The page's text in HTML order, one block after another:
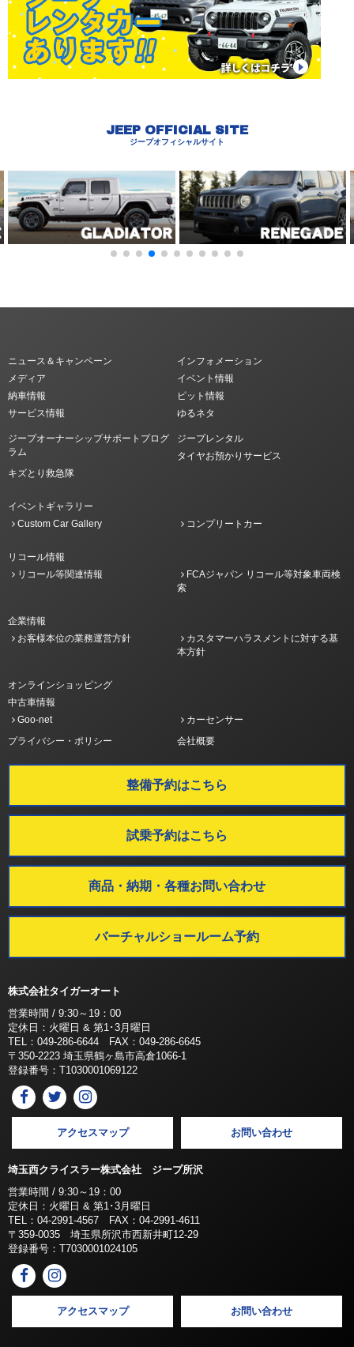
JEEP OFFICIAL SITE
ジープオフィシャルサイト
ニュース＆キャンペーン
インフォメーション
メディア
イベント情報
納車情報
ピット情報
サービス情報
ゆるネタ
ジープオーナーシップサポートプログ
ラム
ジープレンタル
タイヤお預かりサービス
キズとり救急隊
イベントギャラリー
Custom Car Gallery
コンプリートカー
リコール情報
リコール等関連情報
FCAジャパン リコール等対象車両検
索
企業情報
お客様本位の業務運営方針
カスタマーハラスメントに対する基
本方針
オンラインショッピング
中古車情報
Goo-net
カーセンサー
プライバシー・ポリシー
会社概要
整備予約はこちら
試乗予約はこちら
商品・納期・各種お問い合わせ
バーチャルショールーム予約
株式会社タイガーオート
営業時間 / 9:30～19：00
定休日：火曜日 & 第1･3月曜日
TEL：049-286-6644 FAX：049-286-6645
〒350-2223 埼玉県鶴ヶ島市高倉1066-1
登録番号：T1030001069122
アクセスマップ お問い合わせ
埼玉西クライスラー株式会社 ジープ所沢
営業時間 / 9:30～19：00
定休日：火曜日 & 第1･3月曜日
TEL：04-2991-4567 FAX：04-2991-4611
〒359-0035 埼玉県所沢市西新井町12-29
登録番号：T7030001024105
アクセスマップ お問い合わせ